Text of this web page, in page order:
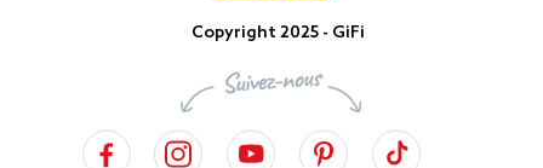
Copyright 2025 - GiFi